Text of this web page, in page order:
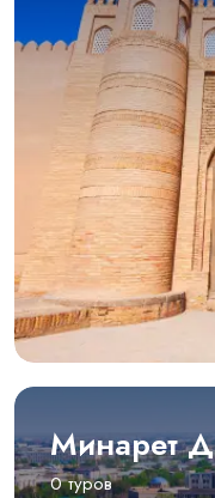
Минарет
0 туров